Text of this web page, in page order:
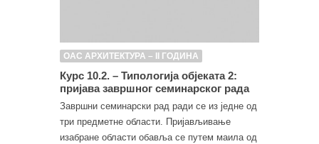
ОАС АРХИТЕКТУРА – II ГОДИНА
Курс 10.2. – Типологија објеката 2:
пријава завршног семинарског рада
Завршни семинарски рад ради се из једне од
три предметне области. Пријављивање
изабране области обавља се путем маила од